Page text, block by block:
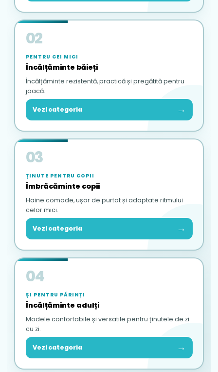
02
PENTRU CEI MICI
Încălțăminte băieți
Încălțăminte rezistentă, practică și pregătită pentru
joacă.
Vezi categoria →
03
ȚINUTE PENTRU COPII
Îmbrăcăminte copii
Haine comode, ușor de purtat și adaptate ritmului
celor mici.
Vezi categoria →
04
ȘI PENTRU PĂRINȚI
Încălțăminte adulți
Modele confortabile și versatile pentru ținutele de zi
cu zi.
Vezi categoria →